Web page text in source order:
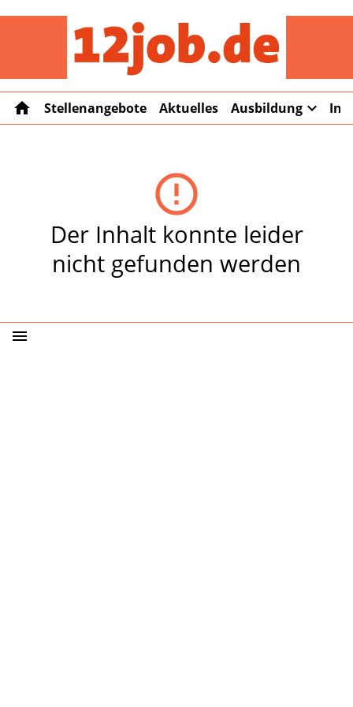
home Stellenangebote Aktuelles Ausbildung expand_more
error_outline
Der Inhalt konnte leider
nicht gefunden werden
menu